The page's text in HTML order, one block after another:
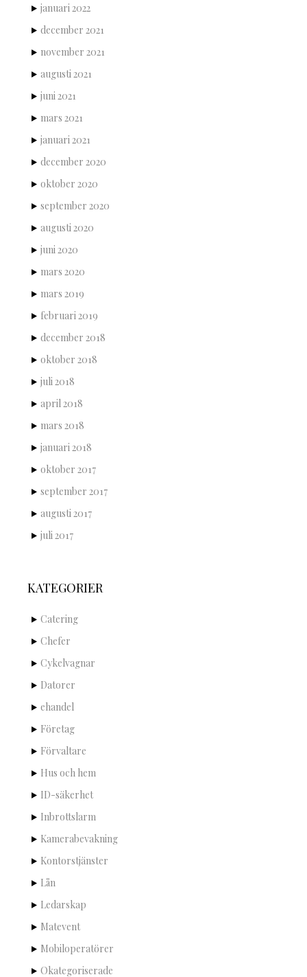
januari 2022
december 2021
november 2021
augusti 2021
juni 2021
mars 2021
januari 2021
december 2020
oktober 2020
september 2020
augusti 2020
juni 2020
mars 2020
mars 2019
februari 2019
december 2018
oktober 2018
juli 2018
april 2018
mars 2018
januari 2018
oktober 2017
september 2017
augusti 2017
juli 2017
KATEGORIER
Catering
Chefer
Cykelvagnar
Datorer
ehandel
Företag
Förvaltare
Hus och hem
ID-säkerhet
Inbrottslarm
Kamerabevakning
Kontorstjänster
Lån
Ledarskap
Matevent
Mobiloperatörer
Okategoriserade